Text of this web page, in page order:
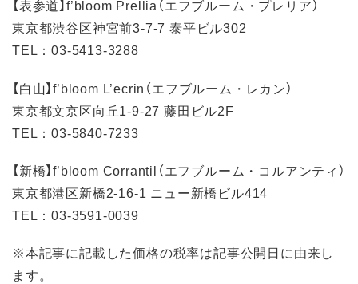
【表参道】f’bloom Prellia（エフブルーム・プレリア）
東京都渋谷区神宮前3-7-7 泰平ビル302
TEL：03-5413-3288
【白山】f’bloom L’ecrin（エフブルーム・レカン）
東京都文京区向丘1-9-27 藤田ビル2F
TEL：03-5840-7233
【新橋】f’bloom Corrantil（エフブルーム・コルアンティ）
東京都港区新橋2-16-1 ニュー新橋ビル414
TEL：03-3591-0039
※本記事に記載した価格の税率は記事公開日に由来し
ます。